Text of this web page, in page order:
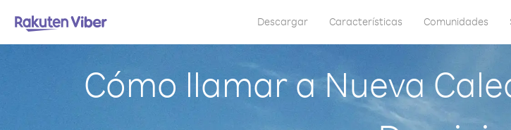
Descargar Características Comunidades
Cómo llamar a Nueva